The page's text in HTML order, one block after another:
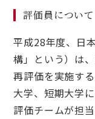
評価員について
平成28年度、日
構」という）は
再評価を実施す
大学、短期大学
評価チームが担